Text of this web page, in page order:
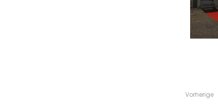
Vorherige